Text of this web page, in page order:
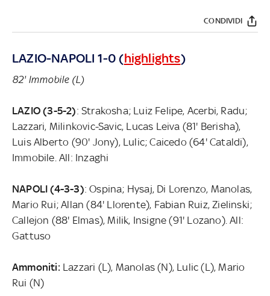
CONDIVIDI
LAZIO-NAPOLI 1-0 (highlights)
82' Immobile (L)
LAZIO (3-5-2): Strakosha; Luiz Felipe, Acerbi, Radu;
Lazzari, Milinkovic-Savic, Lucas Leiva (81' Berisha),
Luis Alberto (90' Jony), Lulic; Caicedo (64' Cataldi),
Immobile. All: Inzaghi
NAPOLI (4-3-3): Ospina; Hysaj, Di Lorenzo, Manolas,
Mario Rui; Allan (84' Llorente), Fabian Ruiz, Zielinski;
Callejon (88' Elmas), Milik, Insigne (91' Lozano). All:
Gattuso
Ammoniti:Lazzari (L), Manolas (N), Lulic (L), Mario
Rui (N)